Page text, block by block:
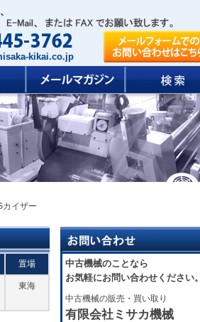
kikai.co.jp
カイザー
置場
東海
中古機械のことなら
お気軽にお問い合わせください。
中古機械の販売・買い取り
有限会社ミサカ機械